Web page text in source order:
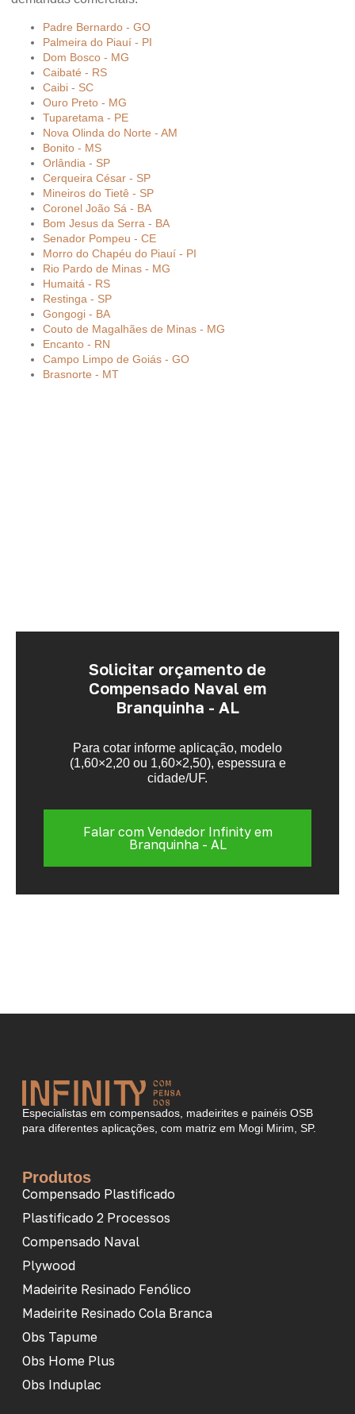
Padre Bernardo - GO
Palmeira do Piauí - PI
Dom Bosco - MG
Caibaté - RS
Caibi - SC
Ouro Preto - MG
Tuparetama - PE
Nova Olinda do Norte - AM
Bonito - MS
Orlândia - SP
Cerqueira César - SP
Mineiros do Tietê - SP
Coronel João Sá - BA
Bom Jesus da Serra - BA
Senador Pompeu - CE
Morro do Chapéu do Piauí - PI
Rio Pardo de Minas - MG
Humaitá - RS
Restinga - SP
Gongogi - BA
Couto de Magalhães de Minas - MG
Encanto - RN
Campo Limpo de Goiás - GO
Brasnorte - MT
Solicitar orçamento de
Compensado Naval em
Branquinha - AL
Para cotar informe aplicação, modelo
(1,60×2,20 ou 1,60×2,50), espessura e
cidade/UF.
Falar com Vendedor Infinity em
Branquinha - AL
Especialistas em compensados, madeirites e painéis OSB
para diferentes aplicações, com matriz em Mogi Mirim, SP.
Produtos
Compensado Plastificado
Plastificado 2 Processos
Compensado Naval
Plywood
Madeirite Resinado Fenólico
Madeirite Resinado Cola Branca
Obs Tapume
Obs Home Plus
Obs Induplac